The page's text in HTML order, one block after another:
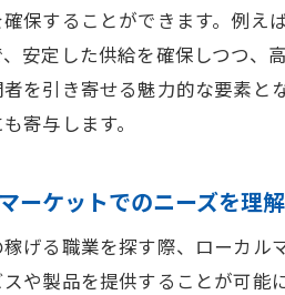
保することができます。例え
、安定した供給を確保しつつ、
を引き寄せる魅力的な要素
寄与します。
ーケットでのニーズを理
げる職業を探す際、ローカル
や製品を提供することが可能